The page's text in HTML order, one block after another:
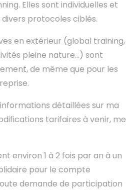
Elles sont individuelles et
protocoles ciblés.
en extérieur (global training,
pleine nature...) sont
de même que pour les
détaillées sur ma
tarifaires à venir, me
environ 1 à 2 fois par an à un
pour le compte
demande de participation